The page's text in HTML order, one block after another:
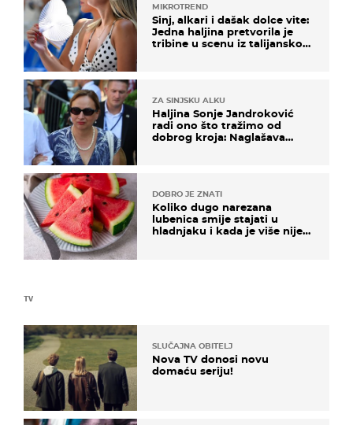
TV
SLUČAJNA OBITELJ
Nova TV donosi novu
domaću seriju!
MIKROTREND
Sinj, alkari i dašak dolce vite:
Jedna haljina pretvorila je
tribine u scenu iz talijanskog
ZA SINJSKU ALKU
Haljina Sonje Jandroković
radi ono što tražimo od
dobrog kroja: Naglašava
DOBRO JE ZNATI
Koliko dugo narezana
lubenica smije stajati u
hladnjaku i kada je više nije